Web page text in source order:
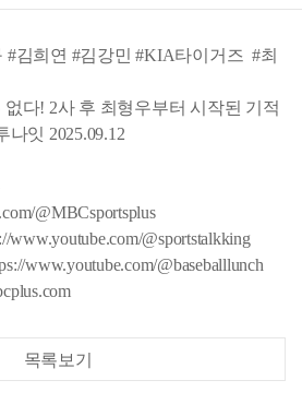
#김희연 #김강민 #KIA타이거즈 #최
다! 2사 후 최형우부터 시작된 기적
잇 2025.09.12
@MBCsportsplus
@sportstalkking
www.youtube.com/@baseballlunch
목록보기